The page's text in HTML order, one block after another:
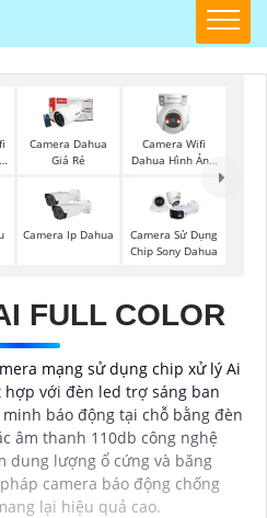
Camera Dahua
Giá Rẻ
Camera Wifi
Dahua Hình Ảnh
Camera Ip Dahua
Camera Sử Dụng
Chip Sony Dahua
FULL COLOR
mạng sử dụng chip xử lý Ai
với đèn led trợ sáng ban
báo động tại chỗ bằng đèn
âm thanh 110db công nghệ
dung lượng ổ cứng và băng
camera báo động chống
lại hiệu quả cao.